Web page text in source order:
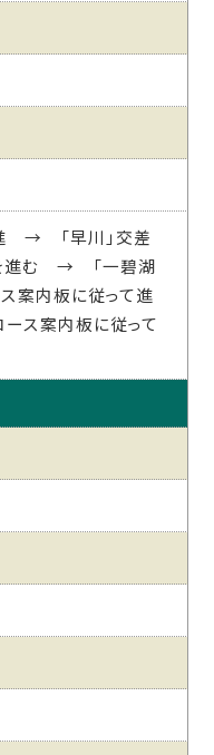
→ 「早川」交差
進む → 「一碧湖
内板に従って進
案内板に従って